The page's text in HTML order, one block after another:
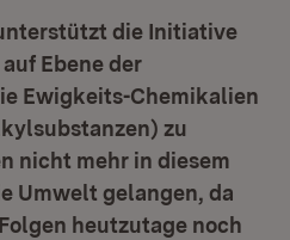
die Initiative
Ebene der
Ewigkeits-Chemikalien
zu
nicht mehr in diesem
Umwelt gelangen, da
heutzutage noch